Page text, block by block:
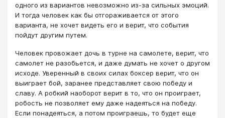
одного из вариантов невозможно из-за сильных эмоций.
И тогда человек как бы отгораживается от этого
варианта, не хочет видеть его и верит, что события
пойдут другим путем.
Человек провожает дочь в турне на самолете, верит, что
самолет не разобьется, и даже думать не хочет о другом
исходе. Уверенный в своих силах боксер верит, что он
выиграет бой, заранее представляет свою победу и
славу. А робкий наоборот верит в то, что он проиграет,
робость не позволяет ему даже надеяться на победу.
Если понадеяться, а потом проиграешь, то будет еще